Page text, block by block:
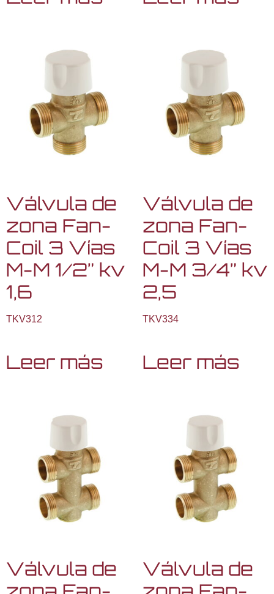
Válvula de
zona Fan-
Coil 3 Vías
M-M 1/2” kv
1,6
TKV312
Leer más
Válvula de
zona Fan-
Coil 3 Vías
M-M 3/4” kv
2,5
TKV334
Leer más
Válvula de
Válvula de